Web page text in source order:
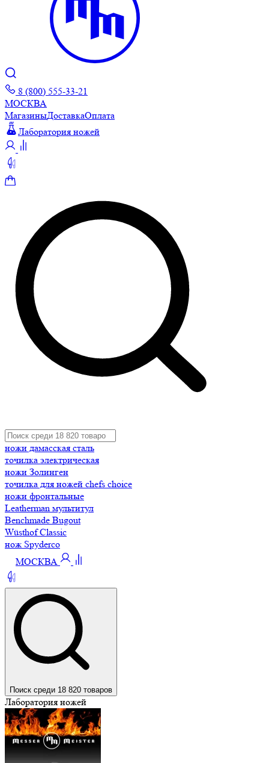
8 (800) 555-33-21
МОСКВА
МагазиныДоставкаОплата
Лаборатория ножей
ножи дамасская сталь
точилка электрическая
ножи Золинген
точилка для ножей chefs choice
ножи фронтальные
Leatherman мультитул
Benchmade Bugout
Wüsthof Classic
нож Spyderco
МОСКВА
Поиск среди 18 820 товаров
Лаборатория ножей